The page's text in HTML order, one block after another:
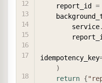
    report_id
=
        service
.
idempotency_key
)
return {